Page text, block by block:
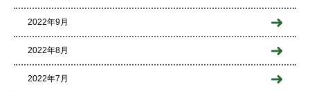
2022年9月
2022年8月
2022年7月